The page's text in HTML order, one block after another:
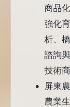
商品
強化
析、
諮詢
技術
屏東
農業